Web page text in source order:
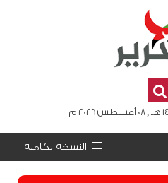
النسخة الكاملة